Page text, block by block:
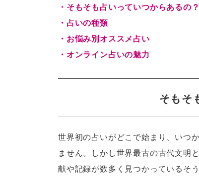
・そもそも占いっていつからあるの？
・占いの種類
・お悩み別オススメ占い
・オンライン占いの魅力
そもそ
世界初の占いがどこで始まり、いつ
ません。しかし世界最古の古代文明
献や記録が数多く見つかっているそ